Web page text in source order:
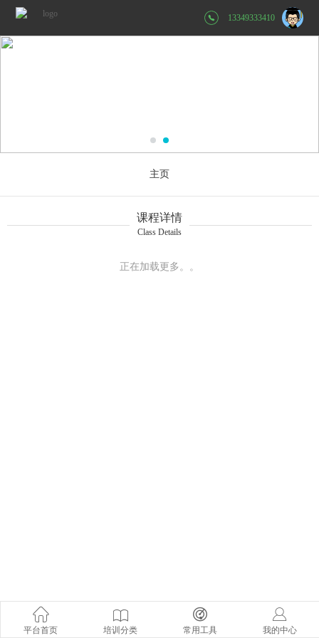
13349333410
主页
课程详情
Class Details
正在加载更多。。
平台首页 培训分类 常用工具 我的中心